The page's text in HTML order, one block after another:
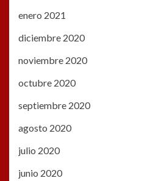
enero 2021
diciembre 2020
noviembre 2020
octubre 2020
septiembre 2020
agosto 2020
julio 2020
junio 2020